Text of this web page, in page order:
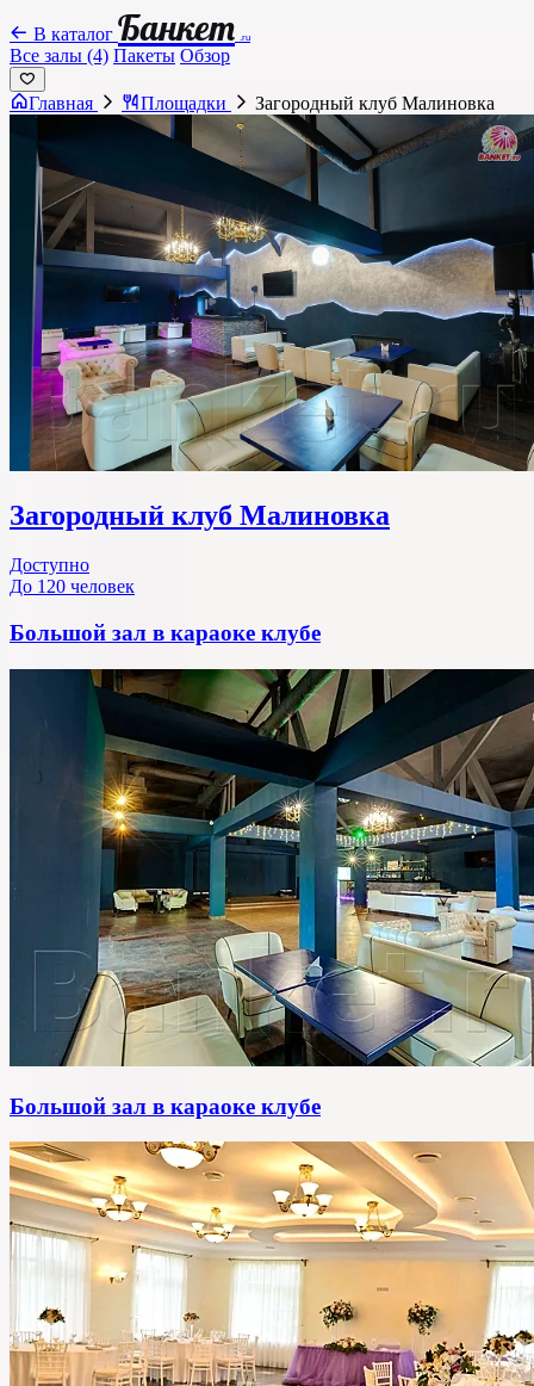
В каталог Банкет .ru
Все залы (4) Пакеты Обзор
Главная Площадки Загородный клуб Малиновка
Загородный клуб Малиновка
Доступно
До 120 человек
Большой зал в караоке клубе
Большой зал в караоке клубе